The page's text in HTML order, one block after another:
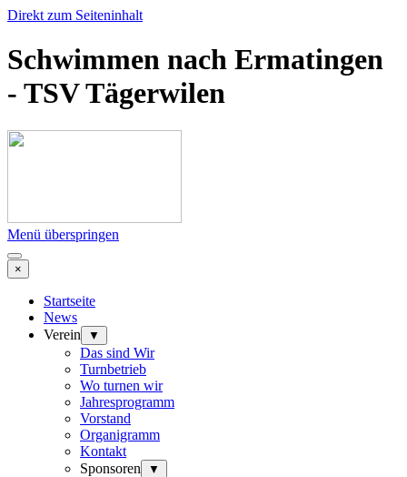
Direkt zum Seiteninhalt
Schwimmen nach Ermatingen
- TSV Tägerwilen
Menü überspringen
×
Startseite
News
Verein
▼
Das sind Wir
Turnbetrieb
Wo turnen wir
Jahresprogramm
Vorstand
Organigramm
Kontakt
Sponsoren
▼